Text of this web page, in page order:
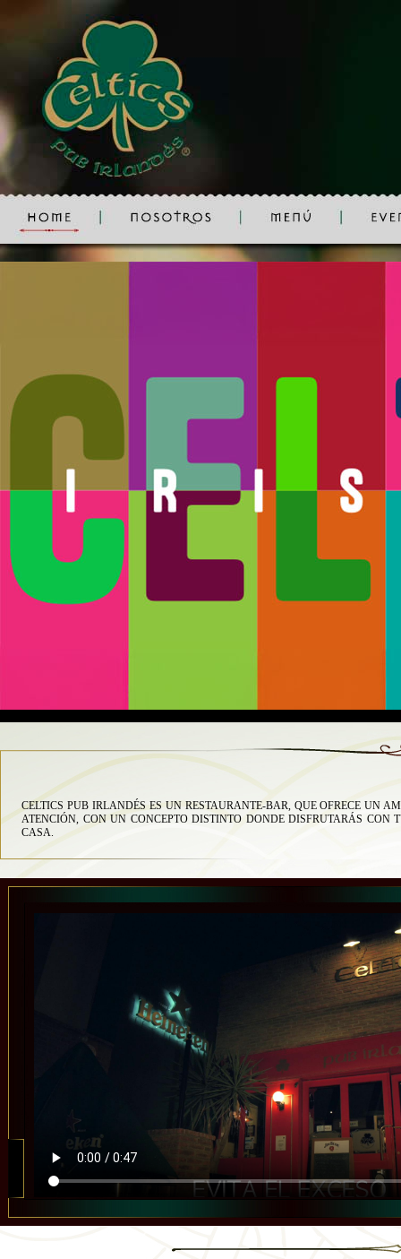
CELTICS PUB IRLANDÉS ES UN RESTAURANTE-BAR, QUE OFRECE UN
ATENCIÓN, CON UN CONCEPTO DISTINTO DONDE DISFRUTARÁS CON
CASA.